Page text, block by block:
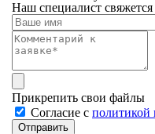
Наш специалист
Прикрепить свои файлы
Cогласие с политикой
Отправить